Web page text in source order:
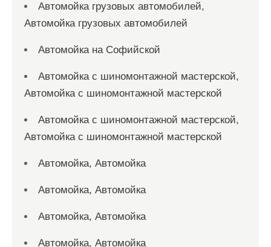
Автомойка грузовых автомобилей,
Автомойка грузовых автомобилей
Автомойка на Софийской
Автомойка с шиномонтажной мастерской,
Автомойка с шиномонтажной мастерской
Автомойка с шиномонтажной мастерской,
Автомойка с шиномонтажной мастерской
Автомойка, Автомойка
Автомойка, Автомойка
Автомойка, Автомойка
Автомойка, Автомойка